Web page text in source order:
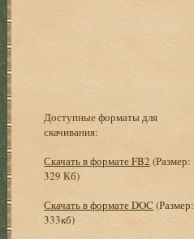
Доступные форматы для
скачивания:
Скачать в формате FB2 (Размер:
329 Кб)
Скачать в формате DOC (Размер:
333кб)